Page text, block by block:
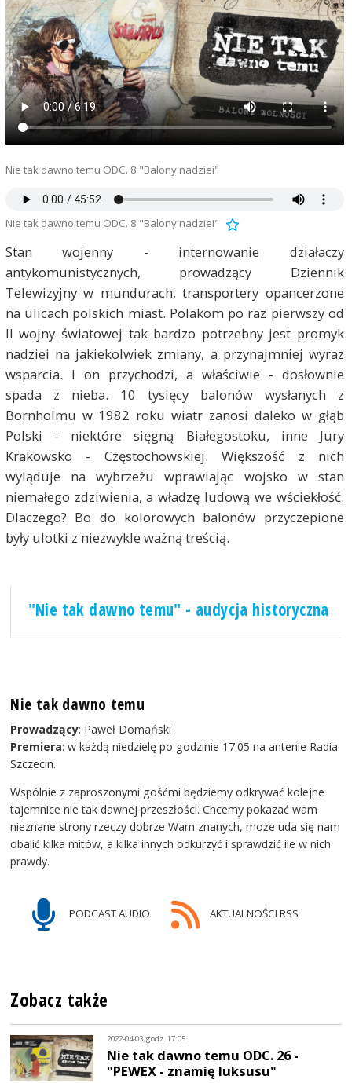
Nie tak dawno temu ODC. 8 "Balony nadziei"
Nie tak dawno temu ODC. 8 "Balony nadziei"
Stan wojenny - internowanie działaczy
antykomunistycznych, prowadzący Dziennik
Telewizyjny w mundurach, transportery opancerzone
na ulicach polskich miast. Polakom po raz pierwszy od
II wojny światowej tak bardzo potrzebny jest promyk
nadziei na jakiekolwiek zmiany, a przynajmniej wyraz
wsparcia. I on przychodzi, a właściwie - dosłownie
spada z nieba. 10 tysięcy balonów wysłanych z
Bornholmu w 1982 roku wiatr zanosi daleko w głąb
Polski - niektóre sięgną Białegostoku, inne Jury
Krakowsko - Częstochowskiej. Większość z nich
wyląduje na wybrzeżu wprawiając wojsko w stan
niemałego zdziwienia, a władzę ludową we wściekłość.
Dlaczego? Bo do kolorowych balonów przyczepione
były ulotki z niezwykle ważną treścią.
"Nie tak dawno temu" - audycja historyczna
Nie tak dawno temu
Prowadzący: Paweł Domański
Premiera: w każdą niedzielę po godzinie 17:05 na antenie Radia
Szczecin.
Wspólnie z zaproszonymi gośćmi będziemy odkrywać kolejne
tajemnice nie tak dawnej przeszłości. Chcemy pokazać wam
nieznane strony rzeczy dobrze Wam znanych, może uda się nam
obalić kilka mitów, a kilka innych odkurzyć i sprawdzić ile w nich
prawdy.
PODCAST AUDIO AKTUALNOŚCI RSS
Zobacz także
2022-04-03, godz. 17:05
Nie tak dawno temu ODC. 26 -
"PEWEX - znamię luksusu"